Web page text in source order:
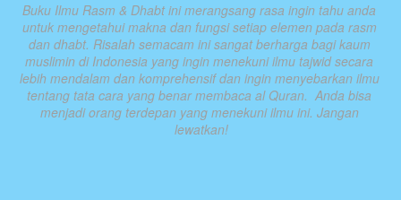
Buku Ilmu Rasm & Dhabt ini merangsang rasa ingin tahu anda
untuk mengetahui makna dan fungsi setiap elemen pada rasm
dan dhabt. Risalah semacam ini sangat berharga bagi kaum
muslimin di Indonesia yang ingin menekuni ilmu tajwid secara
lebih mendalam dan komprehensif dan ingin menyebarkan ilmu
tentang tata cara yang benar membaca al Quran.  Anda bisa
menjadi orang terdepan yang menekuni ilmu ini. Jangan
lewatkan!